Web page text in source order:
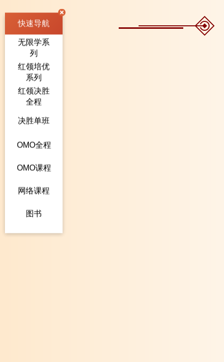
快速导航
无限学系
列
红领培优
系列
红领决胜
全程
决胜单班
OMO全程
OMO课程
网络课程
图书